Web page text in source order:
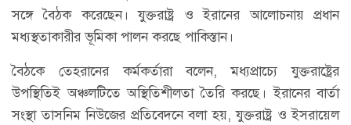
সঙ্গে বৈঠক করেছেন। যুক্তরাষ্ট্র ও ইরানের আলোচনায় প্রধান
মধ্যস্থতাকারীর ভূমিকা পালন করছে পাকিস্তান।
বৈঠকে তেহরানের কর্মকর্তারা বলেন, মধ্যপ্রাচ্যে যুক্তরাষ্ট্রের
উপস্থিতিই অঞ্চলটিতে অস্থিতিশীলতা তৈরি করছে। ইরানের বার্তা
সংস্থা তাসনিম নিউজের প্রতিবেদনে বলা হয়, যুক্তরাষ্ট্র ও ইসরায়েল